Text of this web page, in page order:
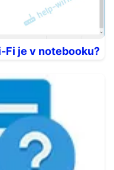
Fi je v notebooku?